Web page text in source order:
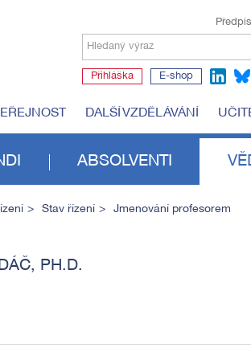
Hledaný výraz
Přihláška E-shop
DALŠÍ VZDĚLÁVÁNÍ
ABSOLVENTI
Stav řízení
Jmenování profesorem
PH.D.